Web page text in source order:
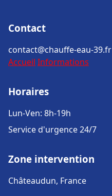
Contact
contact@chauffe-eau-39.fr
Accueil Informations
Horaires
Lun-Ven: 8h-19h
Service d'urgence 24/7
Zone intervention
Châteaudun, France